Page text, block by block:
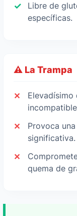
Libre de
específicas.
⚠️ La Trampa
Provoca
significativa.
quema de